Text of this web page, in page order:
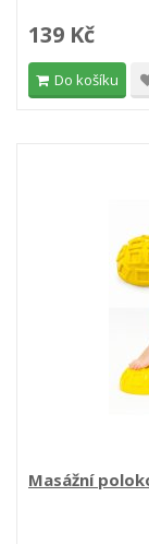
139 Kč
Do košíku
Masážní